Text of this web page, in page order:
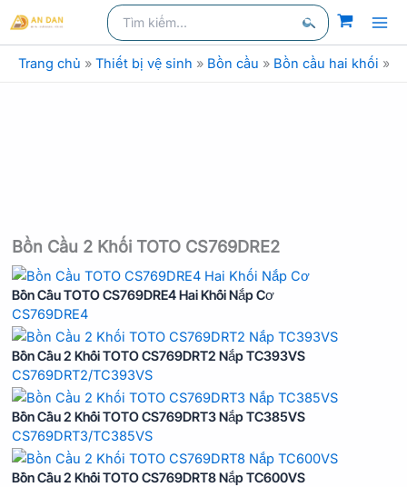
tới
Tìm
kiếm:
Tìm
kiếm
Trang chủ » Thiết bị vệ sinh » Bồn cầu » Bồn cầu hai khối »
Bồn Cầu 2 Khối TOTO CS769DRE2
Bồn Cầu TOTO CS769DRE4 Hai Khối Nắp Cơ
CS769DRE4
Bồn Cầu 2 Khối TOTO CS769DRT2 Nắp TC393VS
CS769DRT2/TC393VS
Bồn Cầu 2 Khối TOTO CS769DRT3 Nắp TC385VS
CS769DRT3/TC385VS
Bồn Cầu 2 Khối TOTO CS769DRT8 Nắp TC600VS